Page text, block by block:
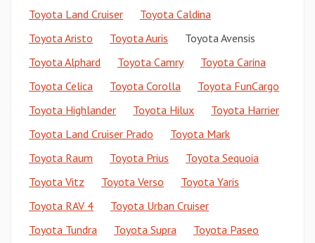
Toyota Land Cruiser
Toyota Caldina
Toyota Aristo
Toyota Auris
Toyota Avensis
Toyota Alphard
Toyota Camry
Toyota Carina
Toyota Celica
Toyota Corolla
Toyota FunCargo
Toyota Highlander
Toyota Hilux
Toyota Harrier
Toyota Land Cruiser Prado
Toyota Mark
Toyota Raum
Toyota Prius
Toyota Sequoia
Toyota Vitz
Toyota Verso
Toyota Yaris
Toyota RAV 4
Toyota Urban Cruiser
Toyota Tundra
Toyota Supra
Toyota Paseo